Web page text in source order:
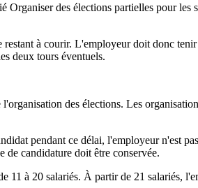
des élections partielles pour les
à courir. L'employeur doit donc
deux tours éventuels.
des élections. Les
pendant ce délai, l'employeur n'est
de candidature doit être conservée.
11 à 20 salariés. À partir de 21 salariés,